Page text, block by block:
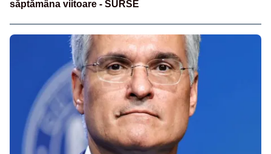
săptămâna viitoare - SURSE